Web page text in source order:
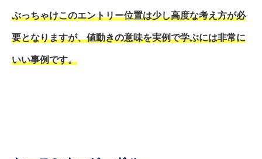
ぶっちゃけこのエントリー位置は少し高度な考え方が必
要となりますが、値動きの意味を実例で学ぶには非常に
いい事例です。